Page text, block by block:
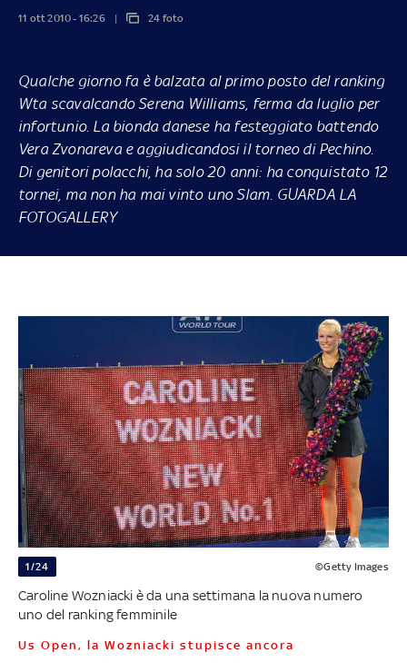
11 ott 2010 - 16:26 24 foto
Qualche giorno fa è balzata al primo posto del ranking
Wta scavalcando Serena Williams, ferma da luglio per
infortunio. La bionda danese ha festeggiato battendo
Vera Zvonareva e aggiudicandosi il torneo di Pechino.
Di genitori polacchi, ha solo 20 anni: ha conquistato 12
tornei, ma non ha mai vinto uno Slam. GUARDA LA
FOTOGALLERY
1/24 ©Getty Images
Caroline Wozniacki è da una settimana la nuova numero
uno del ranking femminile
Us Open, la Wozniacki stupisce ancora